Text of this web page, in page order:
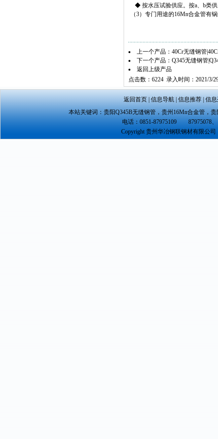
◆ 按水压试验供应。按a、b类
（3）专门用途的16Mn合金管有
上一个产品： 40Cr无缝钢管
下一个产品： Q345无缝钢管
返回上级产品
点击数：6224 录入时间：2021/3/
返回首页 信息导航 信息推荐 信
本站关键词： 贵阳Q345B无缝钢管 ， 贵州16Mn合金管 ， 贵
电话：0851-87975109 87975078、
Copyright 贵州华冶钢联钢材有限公